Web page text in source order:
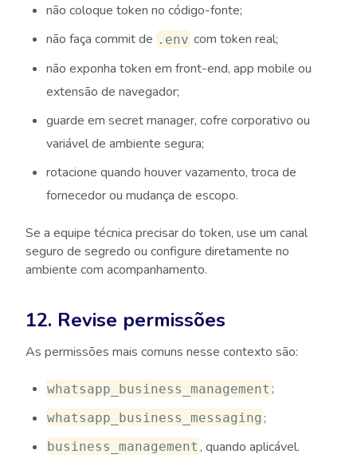
não coloque token no código-fonte;
não faça commit de .env com token real;
não exponha token em front-end, app mobile ou
extensão de navegador;
guarde em secret manager, cofre corporativo ou
variável de ambiente segura;
rotacione quando houver vazamento, troca de
fornecedor ou mudança de escopo.
Se a equipe técnica precisar do token, use um canal
seguro de segredo ou configure diretamente no
ambiente com acompanhamento.
12. Revise permissões
As permissões mais comuns nesse contexto são:
whatsapp_business_management ;
whatsapp_business_messaging ;
business_management , quando aplicável.